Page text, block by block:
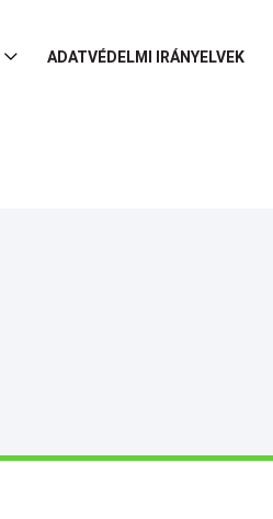
ADATVÉDELMI IRÁNYELVEK